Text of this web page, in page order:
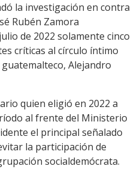
la investigación en contra
Rubén Zamora
de 2022 solamente cinco
críticas al círculo íntimo
Alejandro
quien eligió en 2022 a
al frente del Ministerio
el principal señalado
la participación de
socialdemócrata.